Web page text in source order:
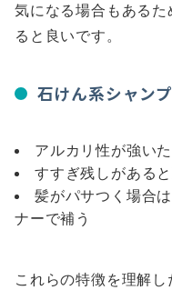
気になる場合もある
ると良いです。
石けん系シャン
アルカリ性が強い
すすぎ残しがある
髪がパサつく場合
ナーで補う
これらの特徴を理解